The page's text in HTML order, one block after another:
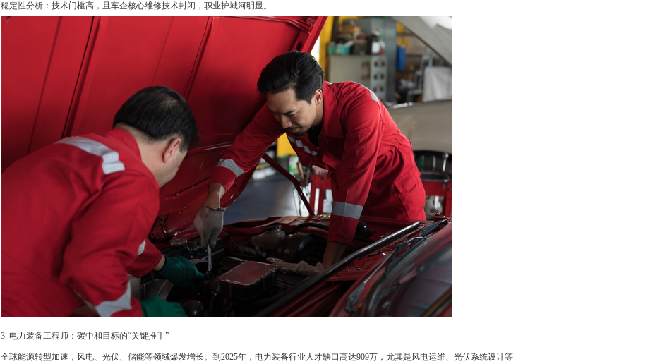
稳定性分析：技术门槛高，且车企核心维修技术封闭，职业护城河明显。
3. 电力装备工程师：碳中和目标的“关键推手”
全球能源转型加速，风电、光伏、储能等领域爆发增长。到2025年，电力装备行业人才缺口高达909万，尤其是风电运维、光伏系统设计等